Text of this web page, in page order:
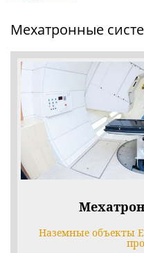
Мехатронные
Наземные объекты